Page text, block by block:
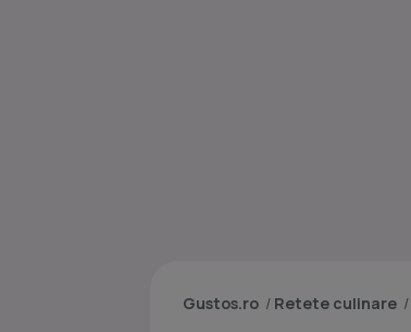
Gustos.ro / Retete culinare /